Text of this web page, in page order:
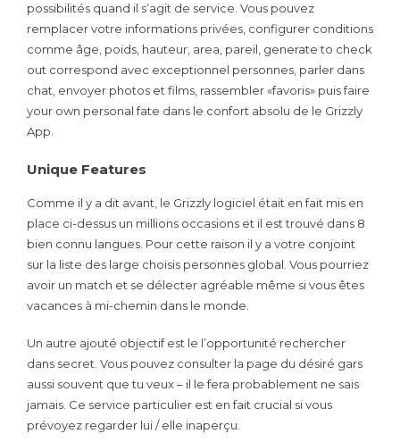
possibilités quand il s’agit de service. Vous pouvez
remplacer votre informations privées, configurer conditions
comme âge, poids, hauteur, area, pareil, generate to check
out correspond avec exceptionnel personnes, parler dans
chat, envoyer photos et films, rassembler «favoris» puis faire
your own personal fate dans le confort absolu de le Grizzly
App.
Unique Features
Comme il y a dit avant, le Grizzly logiciel était en fait mis en
place ci-dessus un millions occasions et il est trouvé dans 8
bien connu langues. Pour cette raison il y a votre conjoint
sur la liste des large choisis personnes global. Vous pourriez
avoir un match et se délecter agréable même si vous êtes
vacances à mi-chemin dans le monde.
Un autre ajouté objectif est le l’opportunité rechercher
dans secret. Vous pouvez consulter la page du désiré gars
aussi souvent que tu veux – il le fera probablement ne sais
jamais. Ce service particulier est en fait crucial si vous
prévoyez regarder lui / elle inaperçu.